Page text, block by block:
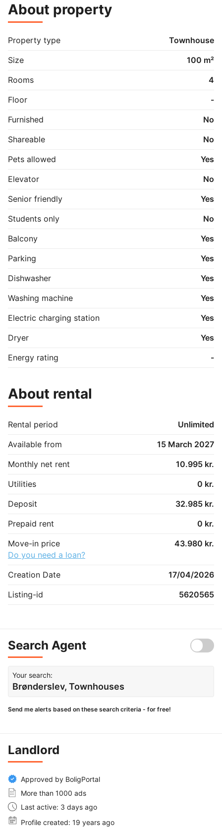
100-106 m² med 3-4-5 værelser, carport, skur og
mulighed for elbilopladning. Boligerne er opført i
med køkkenø, bryggers og terrasse. Der er gulvvarme,
ventilationsanlæg med varmegenvinding, 3-lags
vinduer samt fjernvarme og energieffektive
About property
Property type
Townhouse
Size
100 m²
Rooms
4
Floor
-
Furnished
No
Shareable
No
Pets allowed
Yes
Elevator
No
Senior friendly
Yes
Students only
No
Balcony
Yes
Parking
Yes
Dishwasher
Yes
Washing machine
Yes
Electric charging station
Yes
Dryer
Yes
Energy rating
-
About rental
Rental period
Unlimited
Available from
15 March 2027
Monthly net rent
10.995 kr.
Utilities
0 kr.
Deposit
32.985 kr.
Prepaid rent
0 kr.
Move-in price
43.980 kr.
Do you need a loan?
Creation Date
17/04/2026
Listing-id
5620565
Search Agent
Your search:
Brønderslev, Townhouses
Send me alerts based on these search criteria - for free!
Landlord
Approved by BoligPortal
More than 1000 ads
Last active: 3 days ago
Profile created: 19 years ago